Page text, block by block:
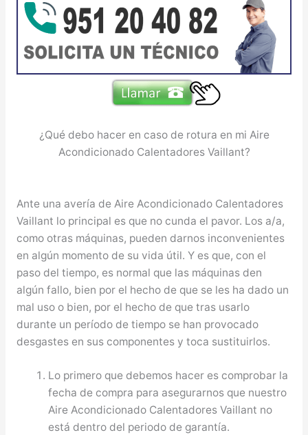
¿Qué debo hacer en caso de rotura en mi Aire
Acondicionado Calentadores Vaillant?
Ante una avería de Aire Acondicionado Calentadores
Vaillant lo principal es que no cunda el pavor. Los a/a,
como otras máquinas, pueden darnos inconvenientes
en algún momento de su vida útil. Y es que, con el
paso del tiempo, es normal que las máquinas den
algún fallo, bien por el hecho de que se les ha dado un
mal uso o bien, por el hecho de que tras usarlo
durante un período de tiempo se han provocado
desgastes en sus componentes y toca sustituirlos.
Lo primero que debemos hacer es comprobar la
fecha de compra para asegurarnos que nuestro
Aire Acondicionado Calentadores Vaillant no
está dentro del periodo de garantía.